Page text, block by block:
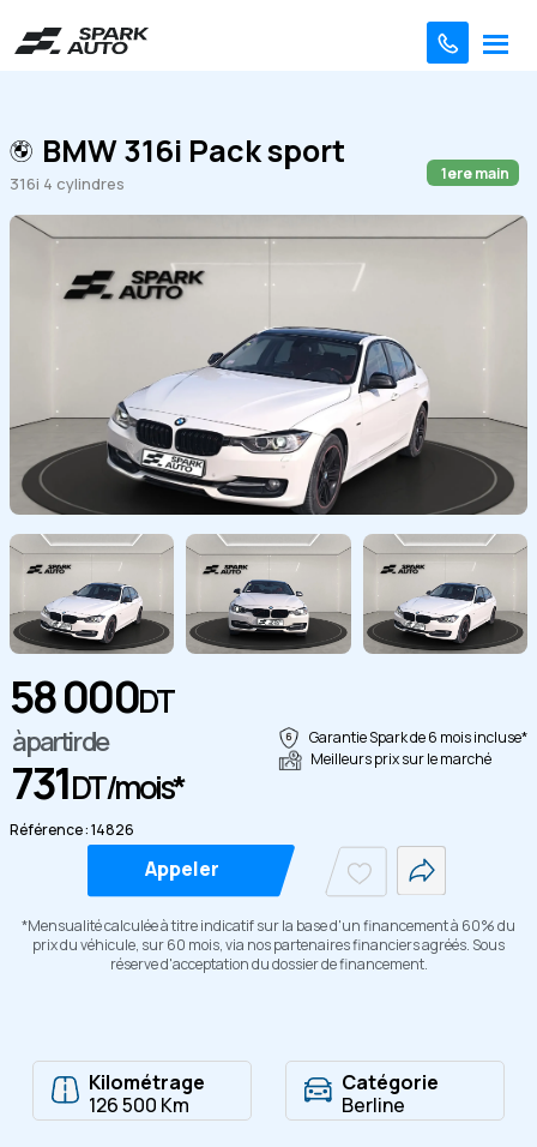
BMW 316i Pack sport
316i 4 cylindres 1ere main
58 000DT
à partir de
731DT/mois*
Référence : 14826
Garantie Spark de 6 mois incluse*
Meilleurs prix sur le marché
Appeler
*Mensualité calculée à titre indicatif sur la base d'un financement à 60% du
prix du véhicule, sur 60 mois, via nos partenaires financiers agréés. Sous
réserve d'acceptation du dossier de financement.
Kilométrage
126 500 Km
Catégorie
Berline
Copier